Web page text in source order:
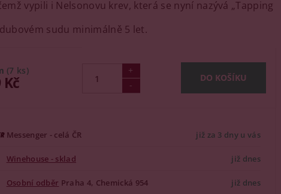
vypili i Nelsonovu krev, která se nyní nazývá „Tapping
sudu minimálně 5 let.
(7 ks)
Kč
Messenger - celá ČR již za 3 dny u vás
Winehouse - sklad již dnes
Osobní odběr Praha 4, Chemická 954 již dnes